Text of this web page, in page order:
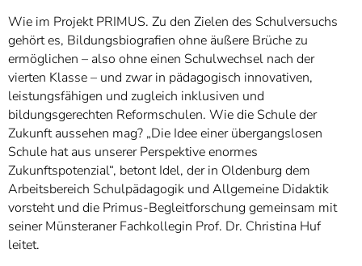
Wie im Projekt PRIMUS. Zu den Zielen des Schulversuchs
gehört es, Bildungsbiografien ohne äußere Brüche zu
ermöglichen – also ohne einen Schulwechsel nach der
vierten Klasse – und zwar in pädagogisch innovativen,
leistungsfähigen und zugleich inklusiven und
bildungsgerechten Reformschulen. Wie die Schule der
Zukunft aussehen mag? „Die Idee einer übergangslosen
Schule hat aus unserer Perspektive enormes
Zukunftspotenzial“, betont Idel, der in Oldenburg dem
Arbeitsbereich Schulpädagogik und Allgemeine Didaktik
vorsteht und die Primus-Begleitforschung gemeinsam mit
seiner Münsteraner Fachkollegin Prof. Dr. Christina Huf
leitet.